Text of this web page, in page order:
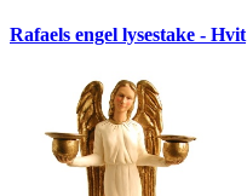
Rafaels engel lysestake - Hvit